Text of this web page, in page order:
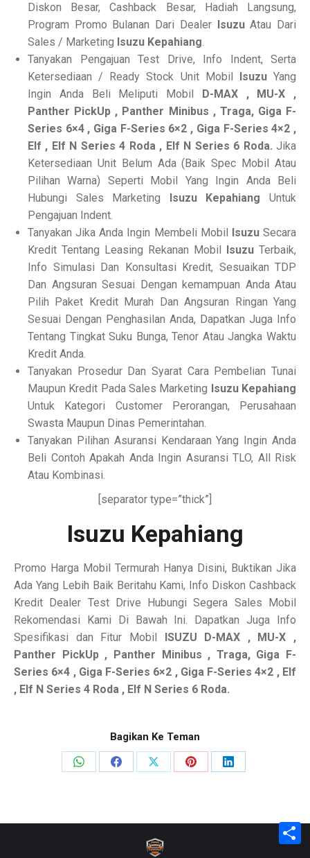
Diskon Besar, Cashback Besar, Hadiah Langsung,
Program Promo Bulanan Dari Dealer IsuzuAtau Dari
Sales / Marketing Isuzu Kepahiang.
Tanyakan Pengajuan Test Drive, Info Indent, Serta
Ketersediaan / Ready Stock Unit Mobil IsuzuYang
Ingin Anda Beli Meliputi Mobil D-MAX , MU-X ,
Panther PickUp , Panther Minibus , Traga, Giga F-
Series 6×4 , Giga F-Series 6×2 , Giga F-Series 4×2 ,
Elf , Elf N Series 4 Roda , Elf N Series 6 Roda. Jika
Ketersediaan Unit Belum Ada (Baik Spec Mobil Atau
Pilihan Warna) Seperti Mobil Yang Ingin Anda Beli
Hubungi Sales Marketing Isuzu Kepahiang Untuk
Pengajuan Indent.
Tanyakan Jika Anda Ingin Membeli Mobil IsuzuSecara
Kredit Tentang Leasing Rekanan Mobil Isuzu Terbaik,
Info Simulasi Dan Konsultasi Kredit, Sesuaikan TDP
Dan Angsuran Sesuai Dengan kemampuan Anda Atau
Pilih Paket Kredit Murah Dan Angsuran Ringan Yang
Sesuai Dengan Penghasilan Anda, Dapatkan Juga Info
Tentang Tingkat Suku Bunga, Tenor Atau Jangka Waktu
Kredit Anda.
Tanyakan Prosedur Dan Syarat Cara Pembelian Tunai
Maupun Kredit Pada Sales Marketing Isuzu Kepahiang
Untuk Kategori Customer Perorangan, Perusahaan
Swasta Maupun Dinas Pemerintahan.
Tanyakan Pilihan Asuransi Kendaraan Yang Ingin Anda
Beli Contoh Apakah Anda Ingin Asuransi TLO, All Risk
Atau Kombinasi.
[separator type=”thick”]
Isuzu Kepahiang
Promo Harga Mobil Termurah Hanya Disini, Buktikan Jika
Ada Yang Lebih Baik Beritahu Kami, Info Diskon Cashback
Kredit Dealer Test Drive Hubungi Segera Sales Mobil
Rekomendasi Kami Di Bawah Ini. Dapatkan Juga Info
Spesifikasi dan Fitur Mobil ISUZU D-MAX , MU-X ,
Panther PickUp , Panther Minibus , Traga, Giga F-
Series 6×4 , Giga F-Series 6×2 , Giga F-Series 4×2 , Elf
, Elf N Series 4 Roda , Elf N Series 6 Roda.
Bagikan Ke Teman
Share
Share
Share
Share
Share